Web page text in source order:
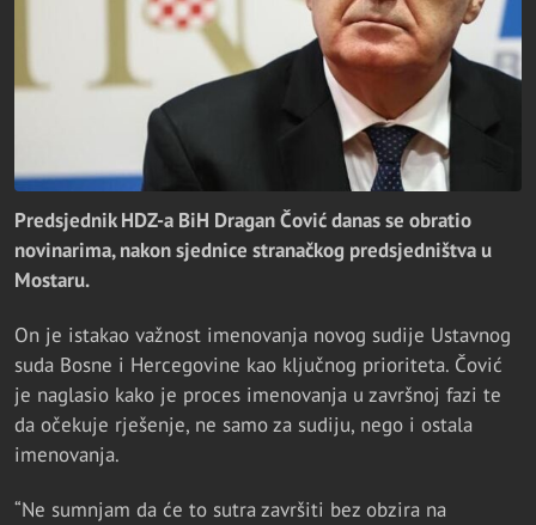
Predsjednik HDZ-a BiH Dragan Čović danas se obratio
novinarima, nakon sjednice stranačkog predsjedništva u
Mostaru.
On je istakao važnost imenovanja novog sudije Ustavnog
suda Bosne i Hercegovine kao ključnog prioriteta. Čović
je naglasio kako je proces imenovanja u završnoj fazi te
da očekuje rješenje, ne samo za sudiju, nego i ostala
imenovanja.
“Ne sumnjam da će to sutra završiti bez obzira na